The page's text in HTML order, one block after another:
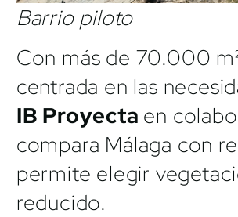
Barrio piloto
Con más de 70.000
centrada en las
IB Proyecta en
compara Málaga con
permite elegir
reducido.